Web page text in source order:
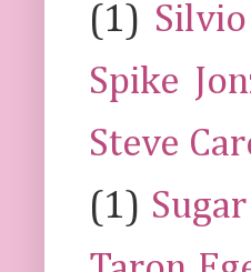
(1)
Spike
Steve
(1)